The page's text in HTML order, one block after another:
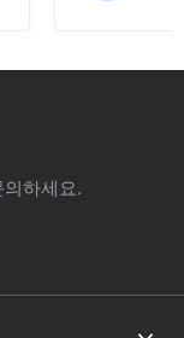
하세요.